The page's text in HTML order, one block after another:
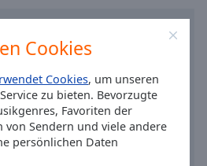
Cookies
Cookies, um unseren
zu bieten. Bevorzugte
Favoriten der
von Sendern und viele andere
persönlichen Daten